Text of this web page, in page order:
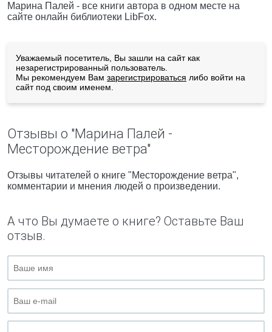
Марина Палей - все книги автора в одном месте на
сайте онлайн библиотеки LibFox.
Уважаемый посетитель, Вы зашли на сайт как
незарегистрированный пользователь.
Мы рекомендуем Вам зарегистрироваться либо войти на
сайт под своим именем.
Отзывы о "Марина Палей -
Месторождение ветра"
Отзывы читателей о книге "Месторождение ветра",
комментарии и мнения людей о произведении.
А что Вы думаете о книге? Оставьте Ваш
отзыв.